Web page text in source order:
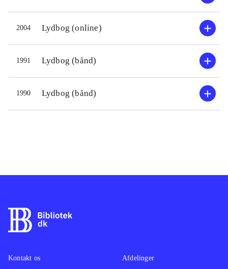
2004 Lydbog (online)
1991 Lydbog (bånd)
1990 Lydbog (bånd)
Kontakt os
Afdelinger